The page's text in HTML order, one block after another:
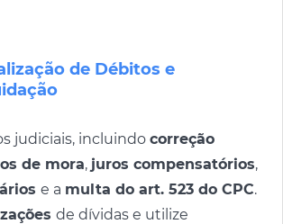
de Débitos e
judiciais, incluindo correção
de mora, juros compensatórios,
e a multa do art. 523 do CPC.
de dívidas e utilize